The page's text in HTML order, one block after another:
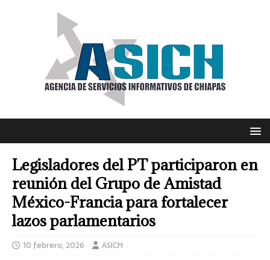
Legisladores del PT participaron en
reunión del Grupo de Amistad
México-Francia para fortalecer
lazos parlamentarios
10 febrero, 2026 ASICH